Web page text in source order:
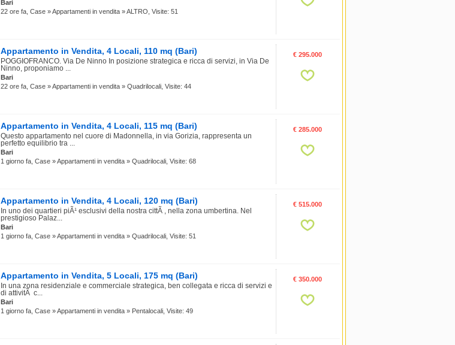
Bari
22 ore fa, Case » Appartamenti in vendita » ALTRO, Visite: 51
Appartamento in Vendita, 4 Locali, 110 mq (Bari)
POGGIOFRANCO. Via De Ninno In posizione strategica e ricca di servizi, in Via De
Ninno, proponiamo ...
Bari
22 ore fa, Case » Appartamenti in vendita » Quadrilocali, Visite: 44
€ 295.000
Appartamento in Vendita, 4 Locali, 115 mq (Bari)
Questo appartamento nel cuore di Madonnella, in via Gorizia, rappresenta un
perfetto equilibrio tra ...
Bari
1 giorno fa, Case » Appartamenti in vendita » Quadrilocali, Visite: 68
€ 285.000
Appartamento in Vendita, 4 Locali, 120 mq (Bari)
In uno dei quartieri piÃ¹ esclusivi della nostra cittÃ , nella zona umbertina. Nel
prestigioso Palaz...
Bari
1 giorno fa, Case » Appartamenti in vendita » Quadrilocali, Visite: 51
€ 515.000
Appartamento in Vendita, 5 Locali, 175 mq (Bari)
In una zona residenziale e commerciale strategica, ben collegata e ricca di servizi e
di attivitÃ c...
Bari
1 giorno fa, Case » Appartamenti in vendita » Pentalocali, Visite: 49
€ 350.000